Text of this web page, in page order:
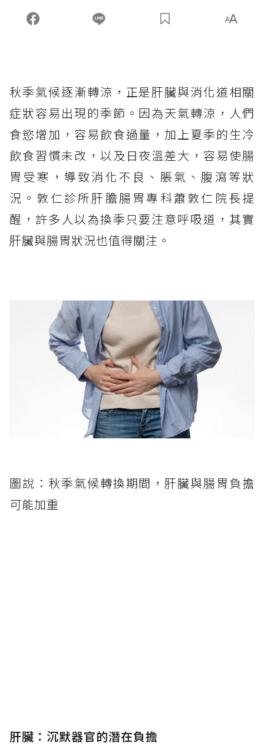
秋季氣候逐漸轉涼，正是肝臟與消化道相關
症狀容易出現的季節。因為天氣轉涼，人們
食慾增加，容易飲食過量，加上夏季的生冷
飲食習慣未改，以及日夜溫差大，容易使腸
胃受寒，導致消化不良、脹氣、腹瀉等狀
況。敦仁診所肝膽腸胃專科蕭敦仁院長提
醒，許多人以為換季只要注意呼吸道，其實
肝臟與腸胃狀況也值得關注。
圖說：秋季氣候轉換期間，肝臟與腸胃負擔
可能加重
肝臟：沉默器官的潛在負擔